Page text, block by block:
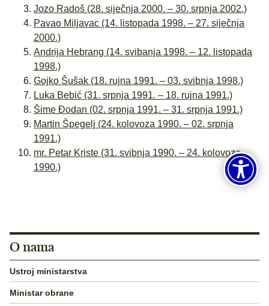
Jozo Radoš (28. siječnja 2000. – 30. srpnja 2002.)
Pavao Miljavac (14. listopada 1998. – 27. siječnja
2000.)
Andrija Hebrang (14. svibanja 1998. – 12. listopada
1998.)
Gojko Šušak (18. rujna 1991. – 03. svibnja 1998.)
Luka Bebić (31. srpnja 1991. – 18. rujna 1991.)
Šime Đodan (02. srpnja 1991. – 31. srpnja 1991.)
Martin Špegelj (24. kolovoza 1990. – 02. srpnja
1991.)
mr. Petar Kriste (31. svibnja 1990. – 24. kolovoza
1990.)
O nama
Ustroj ministarstva
Ministar obrane